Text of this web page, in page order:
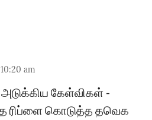
am
கேள்விகள் -
ரிப்ளை கொடுத்த தவெக